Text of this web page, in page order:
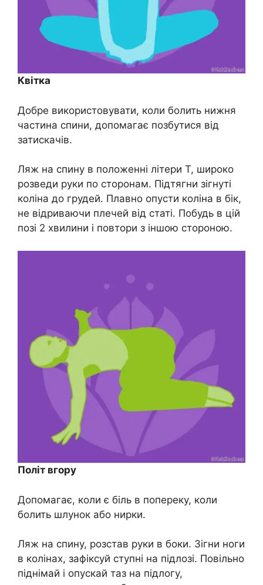
Квітка
Добре використовувати, коли болить нижня
частина спини, допомагає позбутися від
затискачів.
Ляж на спину в положенні літери Т, широко
розведи руки по сторонам. Підтягни зігнуті
коліна до грудей. Плавно опусти коліна в бік,
не відриваючи плечей від статі. Побудь в цій
позі 2 хвилини і повтори з іншою стороною.
Політ вгору
Допомагає, коли є біль в попереку, коли
болить шлунок або нирки.
Ляж на спину, розстав руки в боки. Зігни ноги
в колінах, зафіксуй ступні на підлозі. Повільно
піднімай і опускай таз на підлогу,